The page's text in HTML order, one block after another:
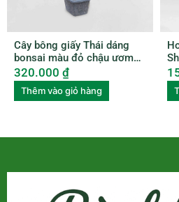
Cây bông giấy Thái dáng
bonsai màu đỏ chậu ươm
BGTL003
320.000 ₫
Thêm vào giỏ hàng